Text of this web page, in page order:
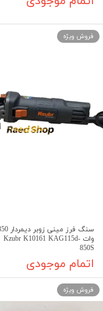
سنگ فرز مینی زوبر
وات Kzubr K10161 KAG115d-
850S
اتمام موجودی
فروش ویژه
فروش ویژه